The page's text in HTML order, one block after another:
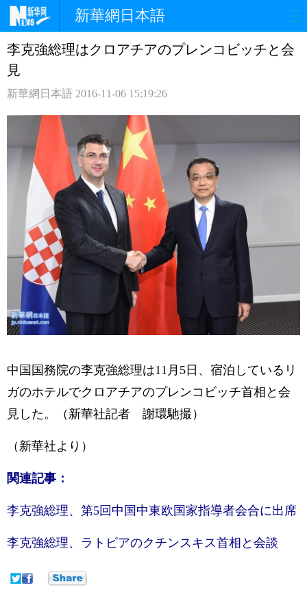
新華網日本語
ホームページ 政治 経済
観光 評論
中日対訳
李克強総理はクロアチアのプレンコビッチと会
見
新華網日本語 2016-11-06 15:19:26
中国国務院の李克強総理は11月5日、宿泊しているリ
ガのホテルでクロアチアのプレンコビッチ首相と会
見した。（新華社記者 謝環馳撮）
（新華社より）
関連記事：
李克強総理、第5回中国中東欧国家指導者会合に出席
李克強総理、ラトビアのクチンスキス首相と会談